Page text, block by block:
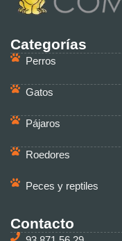
Categorías
Perros
Gatos
Pájaros
Roedores
Peces y reptiles
Contacto